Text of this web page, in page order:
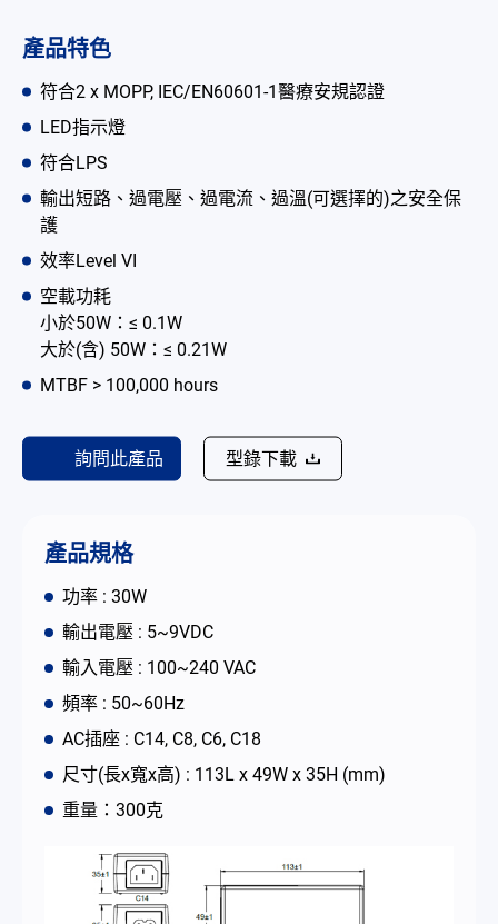
產品特色
符合2 x MOPP, IEC/EN60601-1醫療安規認證
LED指示燈
符合LPS
輸出短路、過電壓、過電流、過溫(可選擇的)之安全保
護
效率Level VI
空載功耗
小於50W：≤ 0.1W
大於(含) 50W：≤ 0.21W
MTBF > 100,000 hours
詢問此產品 型錄下載
產品規格
功率 : 30W
輸出電壓 : 5~9VDC
輸入電壓 : 100~240 VAC
頻率 : 50~60Hz
AC插座 : C14, C8, C6, C18
尺寸(長x寬x高) : 113L x 49W x 35H (mm)
重量：300克
CRPS 電源供應器
解决方案
為何選擇翌勝
最新消息
公司簡介